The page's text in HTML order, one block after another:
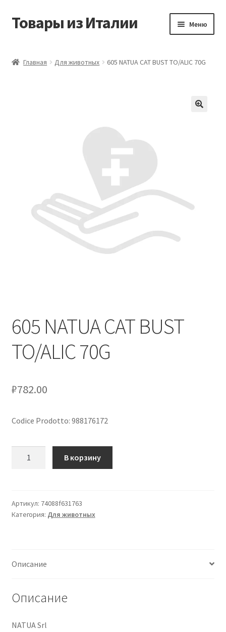
Перейти
Перейти
Товары из Италии Меню
Оставить отзыв
Оформление заказа
Главная Для животных 605 NATUA CAT BUST TO/ALIC 70G
605 NATUA CAT BUST
TO/ALIC 70G
₽782.00
Codice Prodotto: 988176172
CAT
BUST
В корзину
Артикул: 74088f631763
Категория: Для животных
Описание
Описание
NATUA Srl